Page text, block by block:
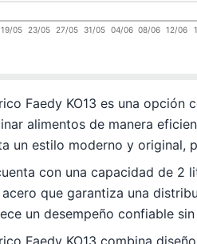
19/05 23/05 27/05 31/05 04/06 08/06 12/06
Faedy KO13 es una
alimentos de manera
un estilo moderno y original,
con una capacidad de 2
que garantiza una
un desempeño confiable
Faedy KO13 combina